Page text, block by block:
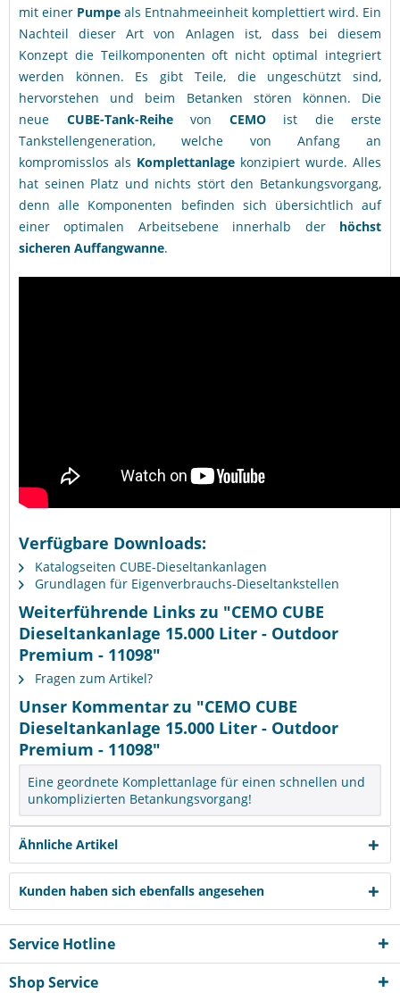
mit einer Pumpe als Entnahmeeinheit komplettiert wird. Ein
Nachteil dieser Art von Anlagen ist, dass bei diesem
Konzept die Teilkomponenten oft nicht optimal integriert
werden können. Es gibt Teile, die ungeschützt sind,
hervorstehen und beim Betanken stören können. Die
neue CUBE-Tank-Reihevon CEMOist die erste
Tankstellengeneration, welche von Anfang an
kompromisslos als Komplettanlage konzipiert wurde. Alles
hat seinen Platz und nichts stört den Betankungsvorgang,
denn alle Komponenten befinden sich übersichtlich auf
einer optimalen Arbeitsebene innerhalb der höchst
sicheren Auffangwanne.
Verfügbare Downloads:
Katalogseiten CUBE-Dieseltankanlagen
Grundlagen für Eigenverbrauchs-Dieseltankstellen
Weiterführende Links zu "CEMO CUBE
Dieseltankanlage 15.000 Liter - Outdoor
Premium - 11098"
Fragen zum Artikel?
Unser Kommentar zu "CEMO CUBE
Dieseltankanlage 15.000 Liter - Outdoor
Premium - 11098"
Eine geordnete Komplettanlage für einen schnellen und
unkomplizierten Betankungsvorgang!
Ähnliche Artikel
Kunden haben sich ebenfalls angesehen
Service Hotline
Shop Service